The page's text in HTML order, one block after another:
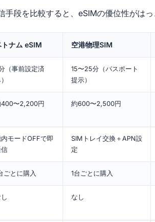
手段を比較すると、eSIMの優位性がは
トナム eSIM 空港物理SIM
（事前設定済
15〜25分（パスポート
提示）
400〜2,200円 約600〜2,500円
モードOFFで即
SIMトレイ交換＋APN設
定
ごとに購入 1台ごとに購入
なし